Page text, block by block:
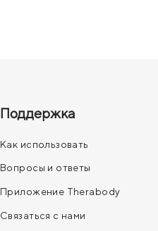
Поддержка
Как использовать
Вопросы и ответы
Приложение Therabody
Связаться с нами